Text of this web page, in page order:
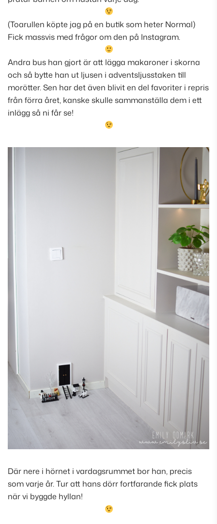
(Toarullen köpte jag på en butik som heter Normal)
Fick massvis med frågor om den på Instagram.
Andra bus han gjort är att lägga makaroner i skorna
och så bytte han ut ljusen i adventsljusstaken till
morötter. Sen har det även blivit en del favoriter i repris
från förra året, kanske skulle sammanställa dem i ett
inlägg så ni får se!
Där nere i hörnet i vardagsrummet bor han, precis
som varje år. Tur att hans dörr fortfarande fick plats
när vi byggde hyllan!